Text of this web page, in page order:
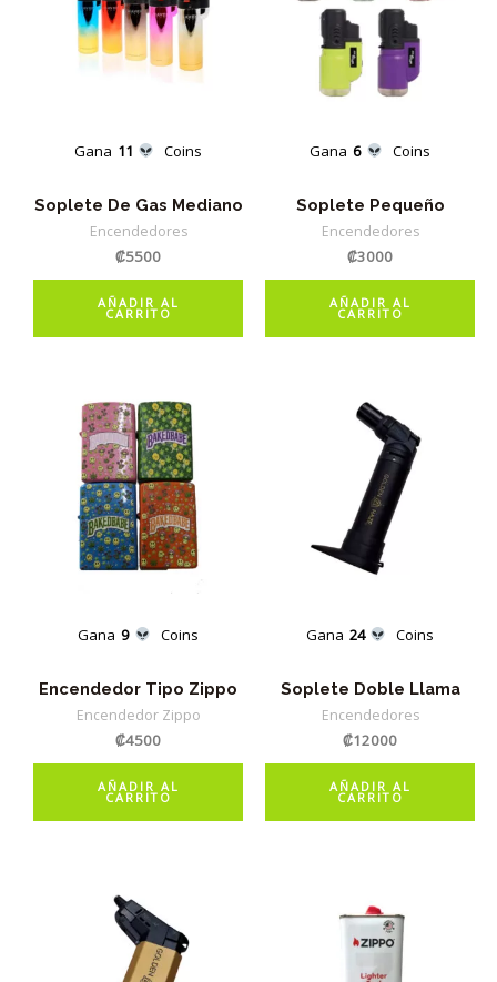
Gana 11 Coins
Soplete De Gas Mediano
Encendedores
₡5500
AÑADIR AL
CARRITO
Gana 6 Coins
Soplete Pequeño
Encendedores
₡3000
AÑADIR AL
CARRITO
Gana 9 Coins
Encendedor Tipo Zippo
Encendedor Zippo
₡4500
AÑADIR AL
CARRITO
Gana 24 Coins
Soplete Doble Llama
Encendedores
₡12000
AÑADIR AL
CARRITO